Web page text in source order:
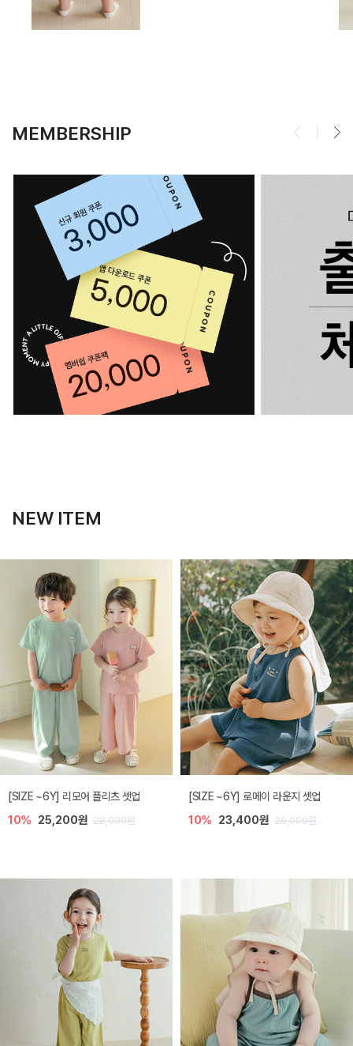
MEMBERSHIP
NEW ITEM
[SIZE ~6Y] 리모어 플리츠 셋업
10% 25,200원 28,000원
[SIZE ~6Y] 로메이 라운지 셋업
10% 23,400원 26,000원